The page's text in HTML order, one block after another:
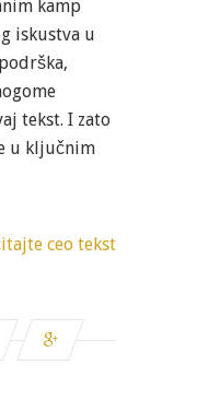
kamp
iskustva u
tekst. I zato
u ključnim
ceo tekst